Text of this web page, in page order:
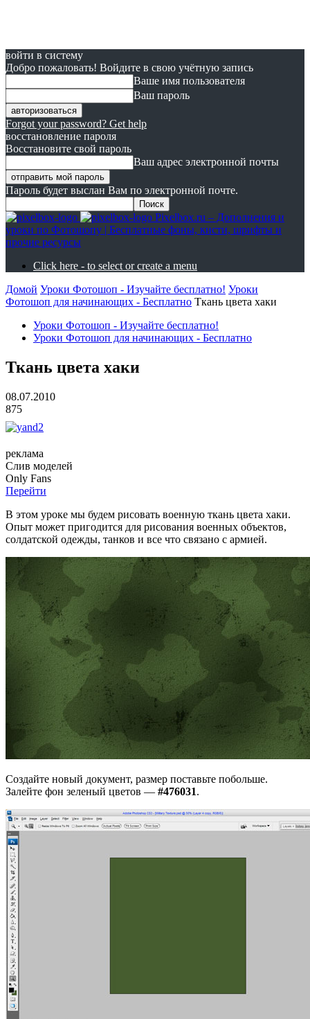
войти в систему
Добро пожаловать! Войдите в свою учётную запись
Ваше имя пользователя
Ваш пароль
Forgot your password? Get help
восстановление пароля
Восстановите свой пароль
Ваш адрес электронной почты
Пароль будет выслан Вам по электронной почте.
Pixelbox.ru – Дополнения и
уроки по Фотошопу | Бесплатные фоны, кисти, шрифты и
прочие ресурсы
Click here - to select or create a menu
Домой Уроки Фотошоп - Изучайте бесплатно! Уроки
Фотошоп для начинающих - Бесплатно Ткань цвета хаки
Уроки Фотошоп - Изучайте бесплатно!
Уроки Фотошоп для начинающих - Бесплатно
Ткань цвета хаки
08.07.2010
875
реклама
Слив моделей
Only Fans
Перейти
В этом уроке мы будем рисовать военную ткань цвета хаки.
Опыт может пригодится для рисования военных объектов,
солдатской одежды, танков и все что связано с армией.
Создайте новый документ, размер поставьте побольше.
Залейте фон зеленый цветов — #476031.